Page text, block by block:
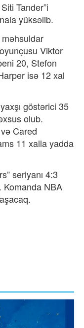
Tander”i
yüksəlib.
Viktor
20, Stefon
isə 12 xal
göstərici 35
olub.
Cared
11 xalla yadda
seriyanı 4:3
Komanda NBA